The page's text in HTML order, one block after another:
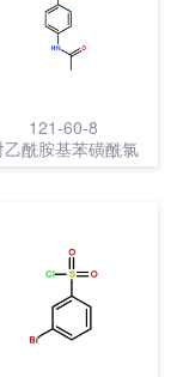
121-60-8
乙酰胺基苯磺酰氯